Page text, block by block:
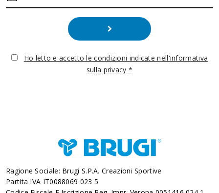
Ho letto e accetto le condizioni indicate nell'informativa
sulla privacy *
Ragione Sociale: Brugi S.p.A. Creazioni Sportive
Partita IVA IT0088069 023 5